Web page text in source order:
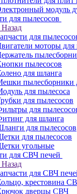
модуль
для пылесосов
Назад
для
моторы для
пылесосов
для шланга
пылесборники
для пылесоса
для пылесосов
для
для шланга
для пылесосов
для пылесосов
угольные
для СВЧ печей
Назад
для СВЧ
крестовина
дверцы СВЧ